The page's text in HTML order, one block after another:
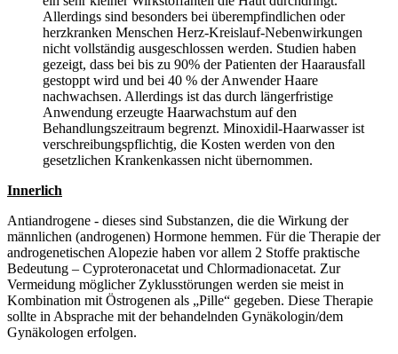
Allerdings sind besonders bei überempfindlichen oder
herzkranken Menschen Herz-Kreislauf-Nebenwirkungen
nicht vollständig ausgeschlossen werden. Studien haben
gezeigt, dass bei bis zu 90% der Patienten der Haarausfall
gestoppt wird und bei 40 % der Anwender Haare
nachwachsen. Allerdings ist das durch längerfristige
Anwendung erzeugte Haarwachstum auf den
Behandlungszeitraum begrenzt. Minoxidil-Haarwasser ist
verschreibungspflichtig, die Kosten werden von den
gesetzlichen Krankenkassen nicht übernommen.
Innerlich
Antiandrogene - dieses sind Substanzen, die die Wirkung der
männlichen (androgenen) Hormone hemmen. Für die Therapie der
androgenetischen Alopezie haben vor allem 2 Stoffe praktische
Bedeutung – Cyproteronacetat und Chlormadionacetat. Zur
Vermeidung möglicher Zyklusstörungen werden sie meist in
Kombination mit Östrogenen als „Pille“ gegeben. Diese Therapie
sollte in Absprache mit der behandelnden Gynäkologin/dem
Gynäkologen erfolgen.